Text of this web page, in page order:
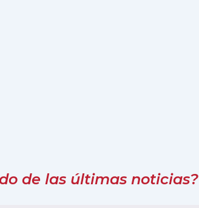
de las últimas noticias?